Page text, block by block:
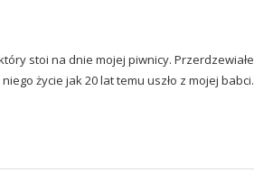
stoi na dnie mojej piwnicy. Przerdzewiałe
życie jak 20 lat temu uszło z mojej babci.